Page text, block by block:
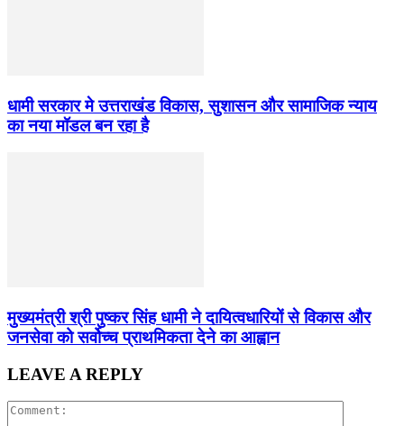
धामी सरकार मे उत्तराखंड विकास, सुशासन और सामाजिक न्याय
का नया मॉडल बन रहा है
मुख्यमंत्री श्री पुष्कर सिंह धामी ने दायित्वधारियों से विकास और
जनसेवा को सर्वोच्च प्राथमिकता देने का आह्वान
LEAVE A REPLY